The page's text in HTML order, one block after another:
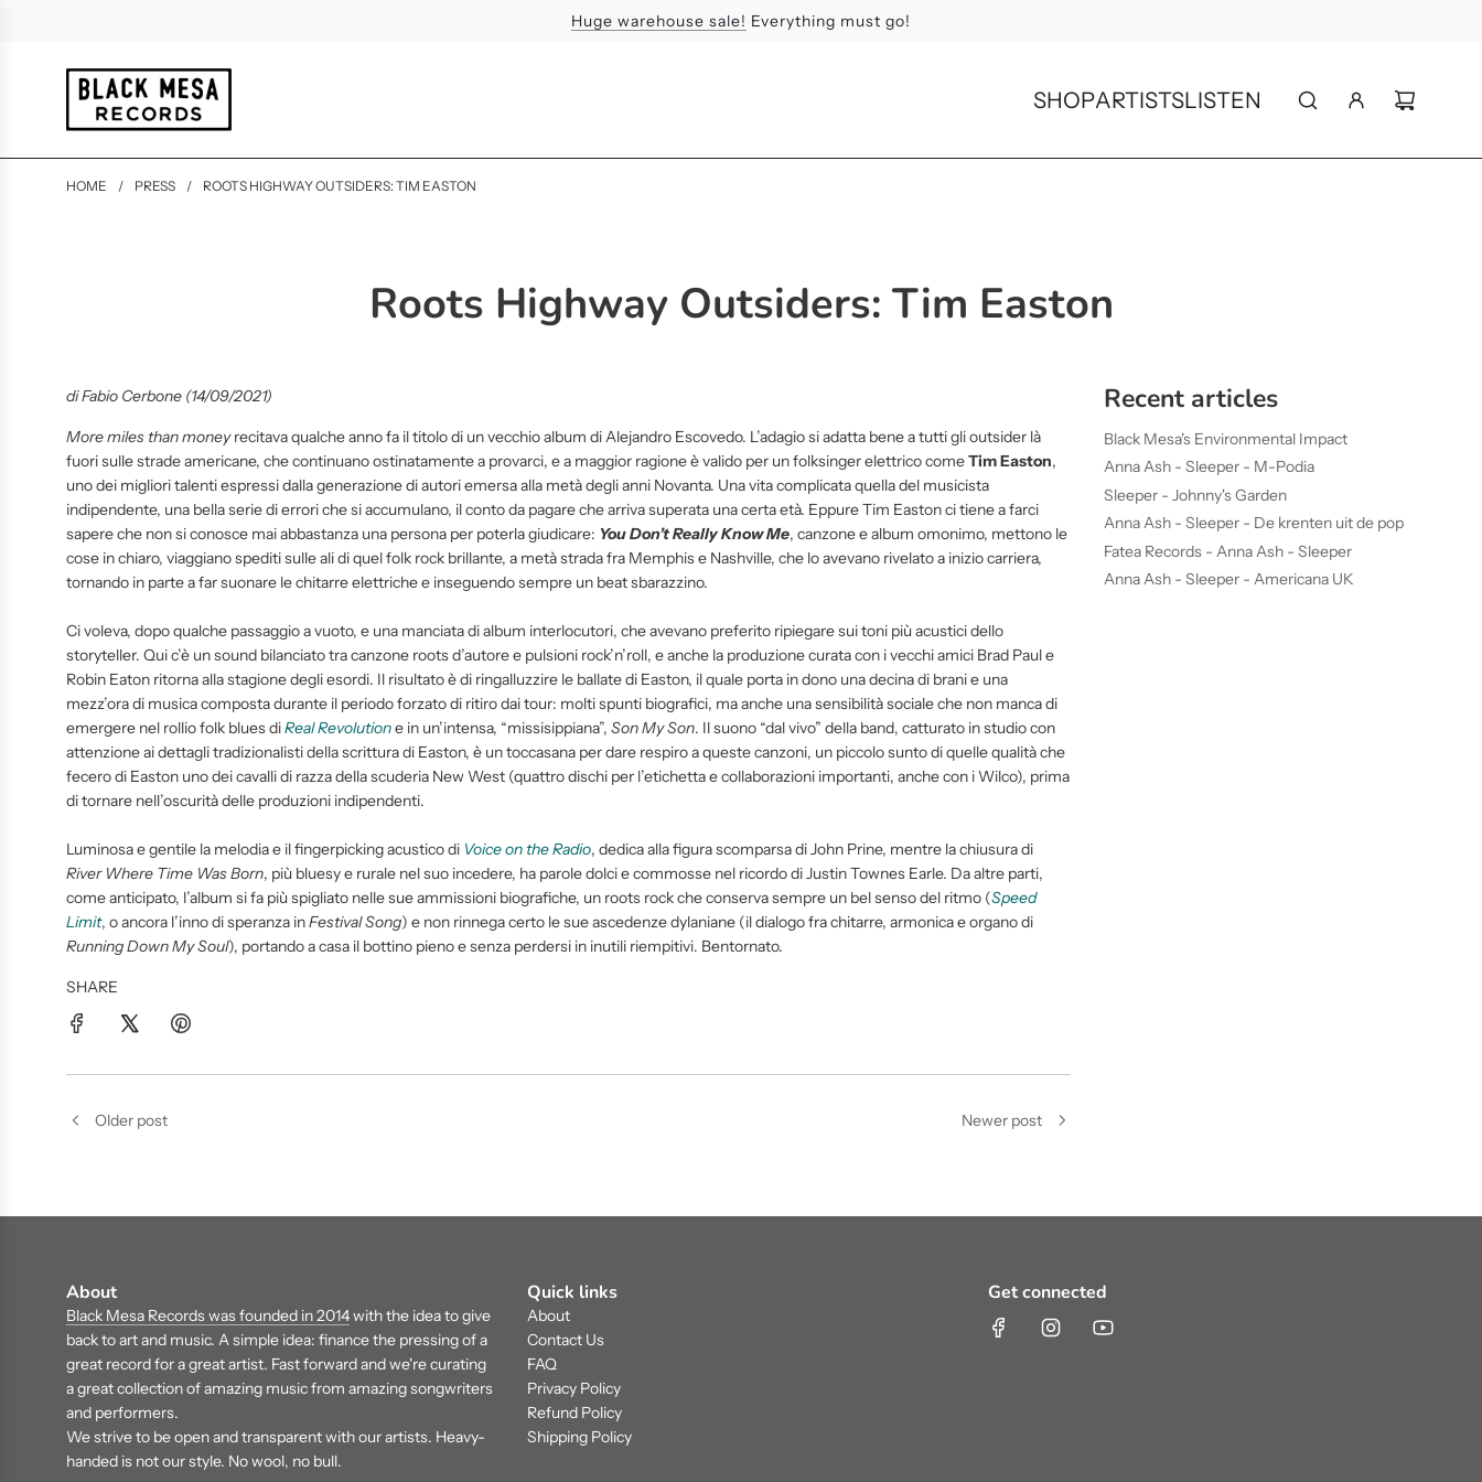
Huge warehouse sale! Everything must go!
Apologies
Feel the Sun
SHOPARTISTSLISTEN
HOME / PRESS / ROOTS HIGHWAY OUTSIDERS: TIM EASTON
Roots Highway Outsiders: Tim Easton
di Fabio Cerbone (14/09/2021)
More miles than moneyrecitava qualche anno fa il titolo di un vecchio album di Alejandro Escovedo. L’adagio si adatta bene a tutti gli outsider là
fuori sulle strade americane, che continuano ostinatamente a provarci, e a maggior ragione è valido per un folksinger elettrico comeTim Easton,
uno dei migliori talenti espressi dalla generazione di autori emersa alla metà degli anni Novanta. Una vita complicata quella del musicista
indipendente, una bella serie di errori che si accumulano, il conto da pagare che arriva superata una certa età. Eppure Tim Easton ci tiene a farci
sapere che non si conosce mai abbastanza una persona per poterla giudicare: You Don’t Really Know Me, canzone e album omonimo, mettono le
cose in chiaro, viaggiano spediti sulle ali di quel folk rock brillante, a metà strada fra Memphis e Nashville, che lo avevano rivelato a inizio carriera,
tornando in parte a far suonare le chitarre elettriche e inseguendo sempre un beat sbarazzino.
Ci voleva, dopo qualche passaggio a vuoto, e una manciata di album interlocutori, che avevano preferito ripiegare sui toni più acustici dello
storyteller. Qui c’è un sound bilanciato tra canzone roots d’autore e pulsioni rock’n’roll, e anche la produzione curata con i vecchi amici Brad Paul e
Robin Eaton ritorna alla stagione degli esordi. Il risultato è di ringalluzzire le ballate di Easton, il quale porta in dono una decina di brani e una
mezz’ora di musica composta durante il periodo forzato di ritiro dai tour: molti spunti biografici, ma anche una sensibilità sociale che non manca di
emergere nel rollio folk blues diReal Revolutione in un’intensa, “missisippiana”, Son My Son. Il suono “dal vivo” della band, catturato in studio con
attenzione ai dettagli tradizionalisti della scrittura di Easton, è un toccasana per dare respiro a queste canzoni, un piccolo sunto di quelle qualità che
fecero di Easton uno dei cavalli di razza della scuderia New West (quattro dischi per l’etichetta e collaborazioni importanti, anche con i Wilco), prima
di tornare nell’oscurità delle produzioni indipendenti.
Luminosa e gentile la melodia e il fingerpicking acustico di Voice on the Radio, dedica alla figura scomparsa di John Prine, mentre la chiusura di
River Where Time Was Born, più bluesy e rurale nel suo incedere, ha parole dolci e commosse nel ricordo di Justin Townes Earle. Da altre parti,
come anticipato, l’album si fa più spigliato nelle sue ammissioni biografiche, un roots rock che conserva sempre un bel senso del ritmo (Speed
Limit, o ancora l’inno di speranza inFestival Song) e non rinnega certo le sue ascedenze dylaniane (il dialogo fra chitarre, armonica e organo di
Running Down My Soul), portando a casa il bottino pieno e senza perdersi in inutili riempitivi. Bentornato.
SHARE
Older post Newer post
Recent articles
Black Mesa's Environmental Impact
Anna Ash - Sleeper - M-Podia
Sleeper - Johnny's Garden
Anna Ash - Sleeper - De krenten uit de pop
Fatea Records - Anna Ash - Sleeper
Anna Ash - Sleeper - Americana UK
About
Black Mesa Records was founded in 2014with the idea to give
back to art and music. A simple idea: finance the pressing of a
great record for a great artist. Fast forward and we're curating
a great collection of amazing music from amazing songwriters
and performers.
We strive to be open and transparent with our artists. Heavy-
handed is not our style. No wool, no bull.
Quick links
About
Contact Us
FAQ
Privacy Policy
Refund Policy
Shipping Policy
Get connected